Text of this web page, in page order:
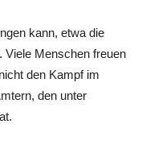
kann, etwa die
Viele Menschen freuen
den Kampf im
den unter